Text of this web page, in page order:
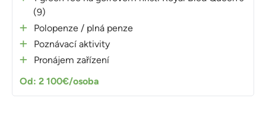
(9)
Polopenze / plná penze
Poznávací aktivity
Pronájem zařízení
Od: 2 100€/osoba